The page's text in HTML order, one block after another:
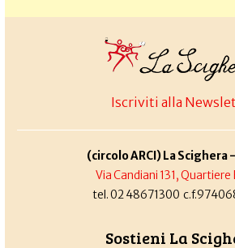
Iscriviti alla
(circolo ARCI) La Scighera
Via Candiani 131, Quartiere
tel. 02 48671300
Sostieni La